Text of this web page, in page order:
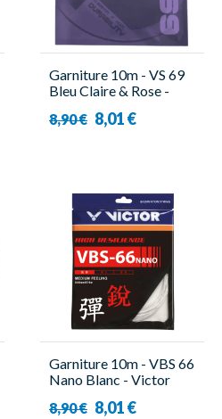
Garniture 10m - VS 69
Bleu Claire & Rose -
8,90 € 8,01 €
Garniture 10m - VBS 66
Nano Blanc - Victor
8,90 € 8,01 €